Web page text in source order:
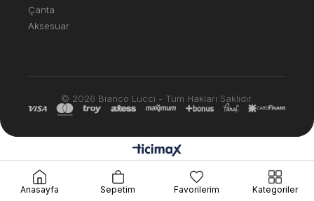
Çanta
Aksesuar
© 2026 Bianco Lucci - Tüm Hakları Saklıdır.
Anasayfa Sepetim Favorilerim Kategoriler